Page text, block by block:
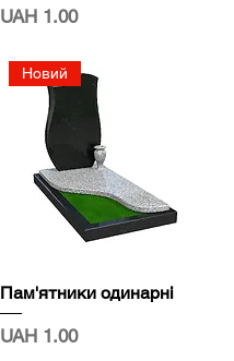
Price
UAH 1.00
Новий
Пам'ятники одинарні
Price
UAH 1.00